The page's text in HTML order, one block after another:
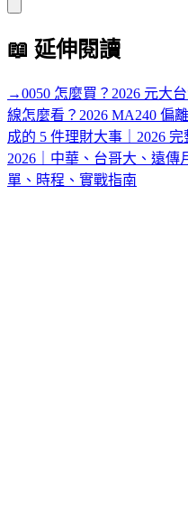
📖 延伸閱讀
→0050 怎麼買？2026 元大
線怎麼看？2026 MA240 偏
成的 5 件理財大事｜2026 完
2026｜中華、台哥大、遠傳
單、時程、實戰指南